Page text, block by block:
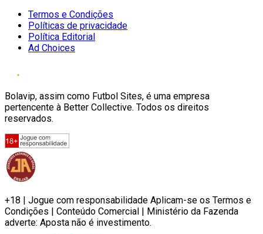
Termos e Condições
Políticas de privacidade
Política Editorial
Ad Choices
Bolavip, assim como Futbol Sites, é uma empresa
pertencente à Better Collective. Todos os direitos
reservados.
+18 | Jogue com responsabilidade Aplicam-se os Termos e
Condições | Conteúdo Comercial | Ministério da Fazenda
adverte: Aposta não é investimento.